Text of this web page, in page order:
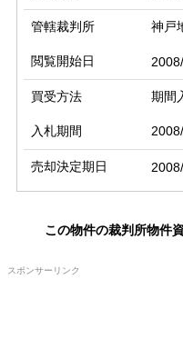
管轄裁判所 神戸
閲覧開始日
買受方法 期間
入札期間
売却決定期日
この物件の裁判所物件
スポンサーリンク